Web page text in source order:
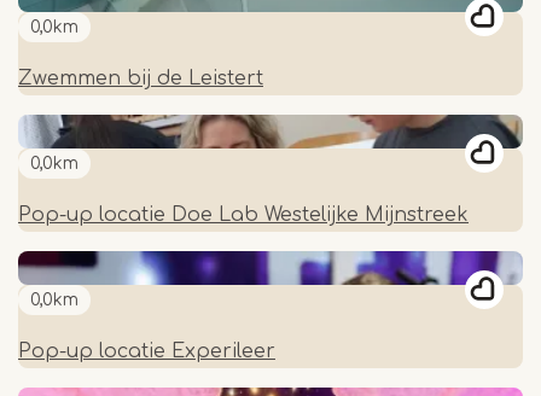
0,0km
Zwemmen bij de Leistert
0,0km
Pop-up locatie Doe Lab Westelijke Mijnstreek
0,0km
Pop-up locatie Experileer